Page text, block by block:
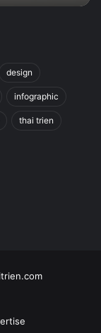
design
infographic
thai trien